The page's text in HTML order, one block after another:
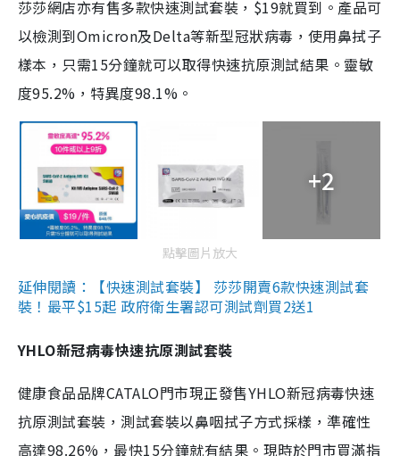
莎莎網店亦有售多款快速測試套裝，$19就買到。產品可
以檢測到Omicron及Delta等新型冠狀病毒，使用鼻拭子
樣本，只需15分鐘就可以取得快速抗原測試結果。靈敏
度95.2%，特異度98.1%。
+2
點擊圖片放大
延伸閱讀：【快速測試套裝】 莎莎開賣6款快速測試套
裝！最平$15起 政府衛生署認可測試劑買2送1
YHLO新冠病毒快速抗原測試套裝
健康食品品牌CATALO門市現正發售YHLO新冠病毒快速
抗原測試套裝，測試套裝以鼻咽拭子方式採樣，準確性
高達98.26%，最快15分鐘就有結果。現時於門市買滿指